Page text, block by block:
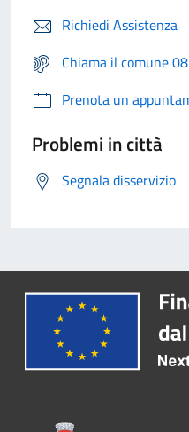
Richiedi Assistenza
Chiama il comune
Prenota un
Problemi in città
Segnala disservizio